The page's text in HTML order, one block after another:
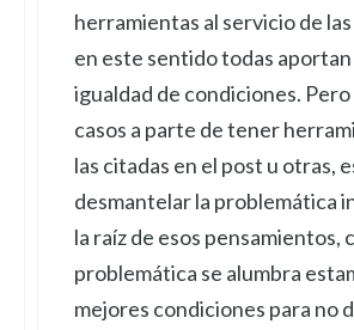
herramientas al servicio de
en este sentido todas
igualdad de condiciones.
casos a parte de tener
las citadas en el post u otras,
desmantelar la problemática
la raíz de esos pensamientos,
problemática se alumbra
mejores condiciones para no